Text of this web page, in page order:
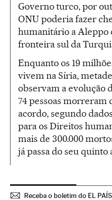
Governo turco, por
ONU poderia fazer
humanitário a Aleppo
fronteira sul da
Enquanto os 19
vivem na Síria,
observam a evolução
74 pessoas morreram
acordo, segundo
para os Direitos
mais de 300.000
já passa do seu quinto
Receba o boletim do EL